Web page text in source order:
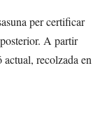
per certificar
A partir
recolzada en